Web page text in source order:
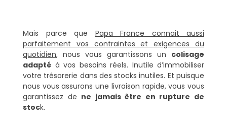
Mais parce que Papa France connait aussi
parfaitement vos contraintes et exigences du
quotidien, nous vous garantissons un colisage
adapté à vos besoins réels. Inutile d’immobiliser
votre trésorerie dans des stocks inutiles. Et puisque
nous vous assurons une livraison rapide, vous vous
garantissez de ne jamais être en rupture de
stock.